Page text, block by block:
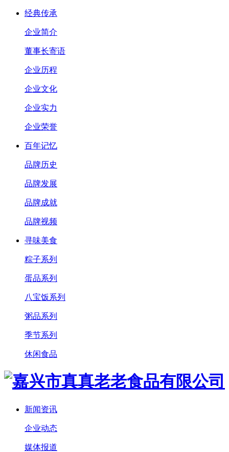
经典传承
企业简介
董事长寄语
企业历程
企业文化
企业实力
企业荣誉
百年记忆
品牌历史
品牌发展
品牌成就
品牌视频
寻味美食
粽子系列
蛋品系列
八宝饭系列
粥品系列
季节系列
休闲食品
新闻资讯
企业动态
媒体报道